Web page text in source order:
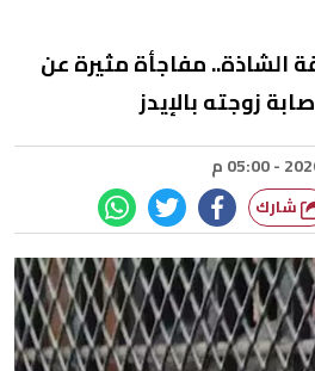
الشاذة.. مفاجأة مثيرة عن
زوجته بالإيدز